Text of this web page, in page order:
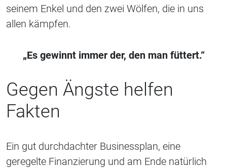
seinem Enkel und den zwei Wölfen, die in uns
allen kämpfen.
„Es gewinnt immer der, den man füttert.“
Gegen Ängste helfen
Fakten
Ein gut durchdachter Businessplan, eine
geregelte Finanzierung und am Ende natürlich